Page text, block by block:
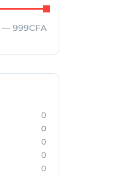
— 999CFA
0
0
0
0
0